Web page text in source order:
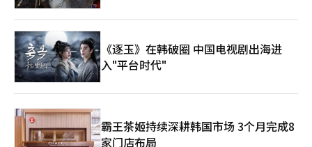
《逐玉》在韩破圈 中国电视剧出海进
入"平台时代"
霸王茶姬持续深耕韩国市场 3个月完成8
家门店布局